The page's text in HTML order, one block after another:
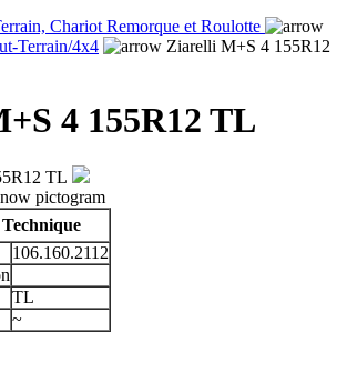
Chariot Remorque et Roulotte
Terrain/4x4
Ziarelli M+S 4 155R12
4 155R12 TL
106.160.2112
TL
~